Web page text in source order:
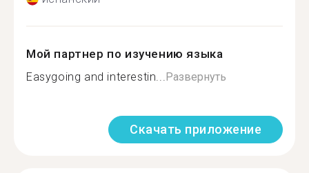
Мой партнер по изучению языка
Easygoing and interestin...Развернуть
Скачать приложение